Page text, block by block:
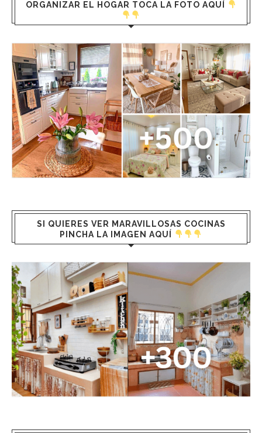
ORGANIZAR EL HOGAR TOCA LA FOTO AQUÍ
SI QUIERES VER MARAVILLOSAS COCINAS
PINCHA LA IMAGEN AQUÍ